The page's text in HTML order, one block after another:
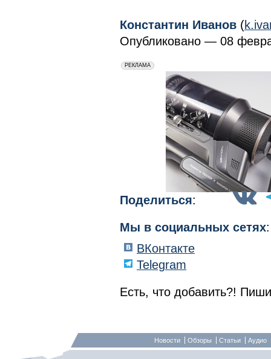
Константин Иванов (
Опубликовано — 08
erid: 2VfnxxmNzs5
РЕКЛАМА
Поделиться:
Мы в социальных сетях:
ВКонтакте
Telegram
Есть, что добавить?!
Новости Обзоры Статьи Аудио